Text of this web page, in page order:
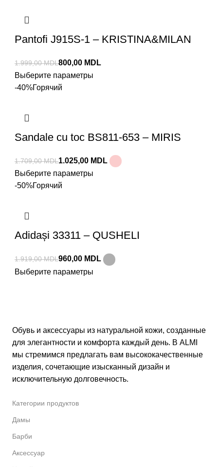
Pantofi J915S-1 – KRISTINA&MILAN
1.999,00MDL800,00 MDL
Выберите параметры
-40%Горячий
Sandale cu toc BS811-653 – MIRIS
1.709,00MDL1.025,00 MDL
Выберите параметры
-50%Горячий
Adidași 33311 – QUSHELI
1.919,00MDL960,00 MDL
Выберите параметры
Обувь и аксессуары из натуральной кожи, созданные
для элегантности и комфорта каждый день. В ALMI
мы стремимся предлагать вам высококачественные
изделия, сочетающие изысканный дизайн и
исключительную долговечность.
Категории продуктов
Дамы
Барби
Аксессуар